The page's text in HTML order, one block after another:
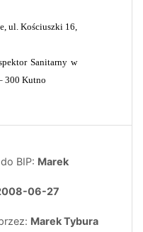
ul. Kościuszki 16,
Sanitarny w
300 Kutno
BIP: Marek
06-27
Marek Tybura